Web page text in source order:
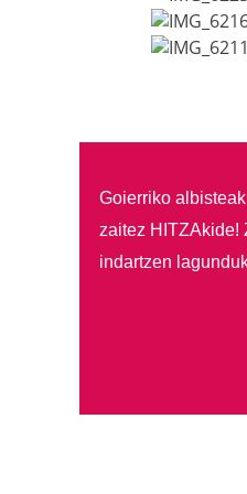
Goierriko
zaitez HITZAkide!
indartzen